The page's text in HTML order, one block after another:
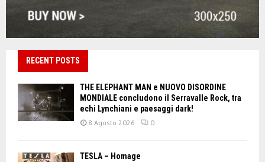
RECENT POSTS
THE ELEPHANT MAN e NUOVO DISORDINE
MONDIALE concludono il Serravalle Rock, tra
echi Lynchiani e paesaggi dark!
8 Agosto 2026 0
TESLA – Homage